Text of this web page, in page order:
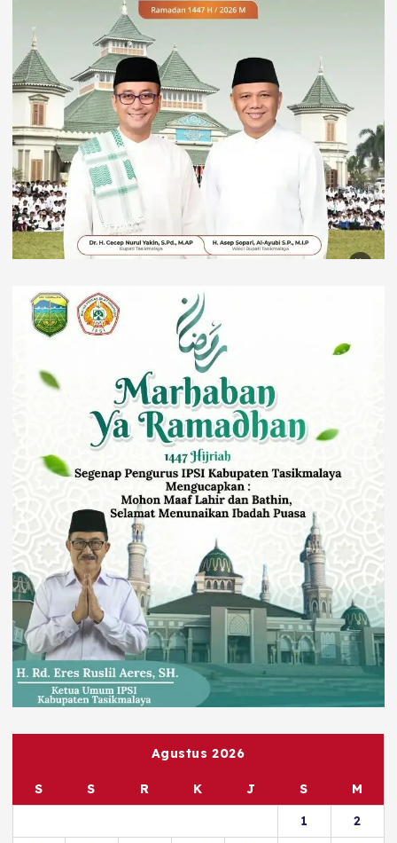
Agustus 2026
S S R K J S
M
1
2